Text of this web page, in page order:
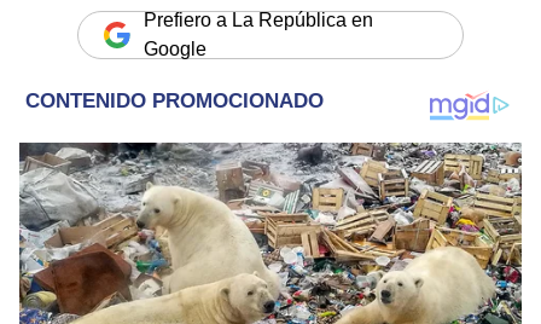
Prefiero a La República en
Google